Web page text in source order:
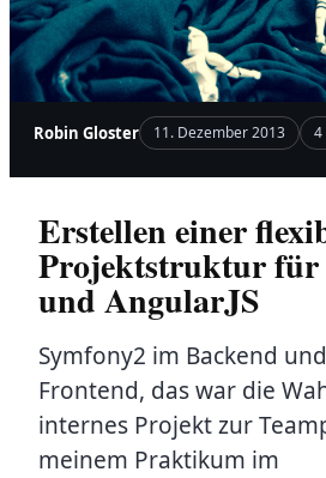
Robin Gloster 11. Dezember 2013 4
Erstellen einer
Projektstruktur für
und AngularJS
Symfony2 im Backend
Frontend, das war die
internes Projekt zur
meinem Praktikum im